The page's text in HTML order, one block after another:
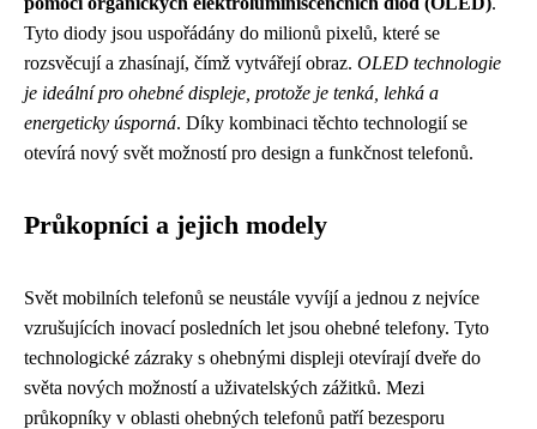
Tyto diody jsou uspořádány do milionů pixelů, které se
rozsvěcují a zhasínají, čímž vytvářejí obraz. OLED technologie
je ideální pro ohebné displeje, protože je tenká, lehká a
energeticky úsporná. Díky kombinaci těchto technologií se
otevírá nový svět možností pro design a funkčnost telefonů.
Průkopníci a jejich modely
Svět mobilních telefonů se neustále vyvíjí a jednou z nejvíce
vzrušujících inovací posledních let jsou ohebné telefony. Tyto
technologické zázraky s ohebnými displeji otevírají dveře do
světa nových možností a uživatelských zážitků. Mezi
průkopníky v oblasti ohebných telefonů patří bezesporu